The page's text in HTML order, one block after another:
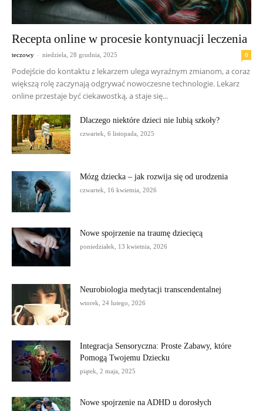
Recepta online w procesie kontynuacji leczenia
teczowy - niedziela, 28 grudnia, 2025 0
Podejście do kontaktu z lekarzem ulega wyraźnym zmianom, a coraz
większą rolę zaczynają odgrywać nowoczesne technologie. Lekarz
online przestaje być ciekawostką, a staje się...
Dlaczego niektóre dzieci nie lubią szkoły?
czwartek, 6 listopada, 2025
Mózg dziecka – jak rozwija się od urodzenia
czwartek, 16 kwietnia, 2026
Nowe spojrzenie na traumę dziecięcą
poniedziałek, 13 kwietnia, 2026
Neurobiologia medytacji transcendentalnej
wtorek, 24 lutego, 2026
Integracja Sensoryczna: Proste Zabawy, które
Pomogą Twojemu Dziecku
piątek, 2 maja, 2025
Nowe spojrzenie na ADHD u dorosłych